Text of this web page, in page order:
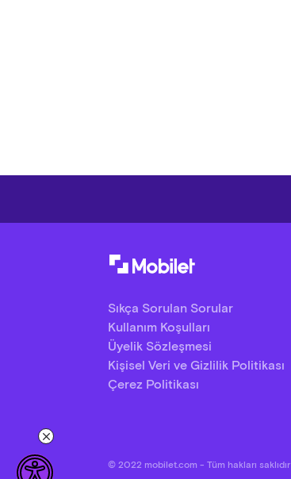
Sıkça Sorulan Sorular
Kullanım Koşulları
Üyelik Sözleşmesi
Kişisel Veri ve Gizlilik Politikası
Çerez Politikası
© 2022 mobilet.com - Tüm hakları saklıdır